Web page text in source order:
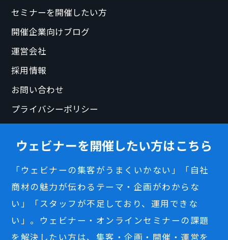
セミナーを開催したい方
開催企業向けブログ
運営会社
採用情報
お問い合わせ
プライバシーポリシー
ウェビナーを開催したい方はこちら
「ウェビナーの集客がうまくいかない」「自社
商材の魅力が伝わるテーマ・企画がわからな
い」「スタッフが不足しており、運用できな
い」。ウェビナー・オンラインセミナーの課題
を解決したい方は、集客・企画・開催・運営を